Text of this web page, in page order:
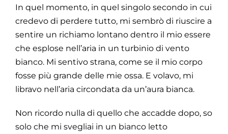
In quel momento, in quel singolo secondo in cui
credevo di perdere tutto, mi sembrò di riuscire a
sentire un richiamo lontano dentro il mio essere
che esplose nell’aria in un turbinio di vento
bianco. Mi sentivo strana, come se il mio corpo
fosse più grande delle mie ossa. E volavo, mi
libravo nell’aria circondata da un’aura bianca.
Non ricordo nulla di quello che accadde dopo, so
solo che mi svegliai in un bianco letto